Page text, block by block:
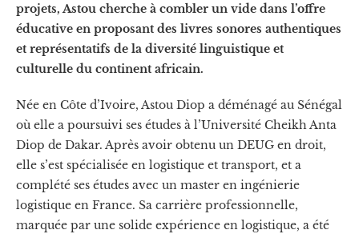
projets, Astou cherche à combler un vide dans l’offre
éducative en proposant des livres sonores authentiques
et représentatifs de la diversité linguistique et
culturelle du continent africain.
Née en Côte d’Ivoire, Astou Diop a déménagé au Sénégal
où elle a poursuivi ses études à l’Université Cheikh Anta
Diop de Dakar. Après avoir obtenu un DEUG en droit,
elle s’est spécialisée en logistique et transport, et a
complété ses études avec un master en ingénierie
logistique en France. Sa carrière professionnelle,
marquée par une solide expérience en logistique, a été